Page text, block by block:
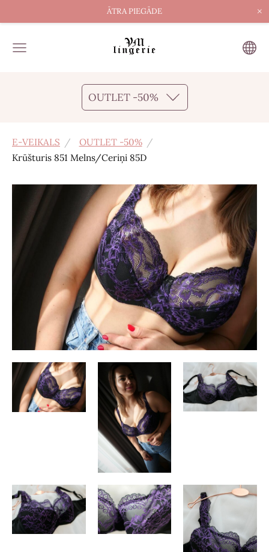
ĀTRA PIEGĀDE ×
OUTLET -50%
E-VEIKALS
OUTLET -50%
Krūšturis 851 Melns/Ceriņi 85D